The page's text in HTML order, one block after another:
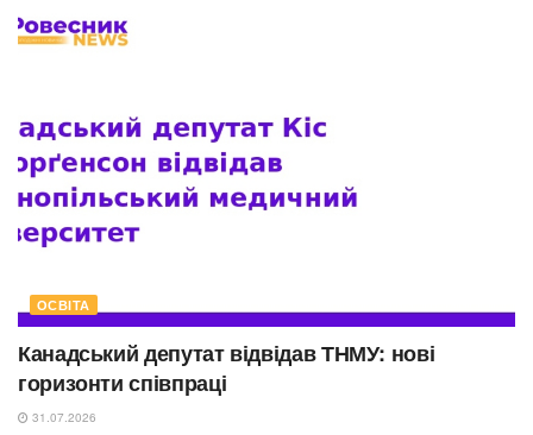
ОСВІТА
Канадський депутат відвідав ТНМУ: нові
горизонти співпраці
31.07.2026